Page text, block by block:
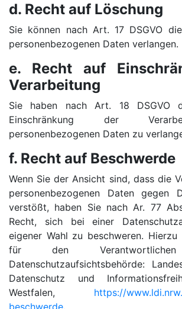
d. Recht auf Löschung
Sie können nach Art. 17 DSGVO
personenbezogenen Daten verlangen.
e. Recht auf
Verarbeitung
Sie haben nach Art. 18 DSGVO
Einschränkung der
personenbezogenen Daten zu
f. Recht auf Beschwerde
Wenn Sie der Ansicht sind, dass die
personenbezogenen Daten gegen
verstößt, haben Sie nach Ar. 77
Recht, sich bei einer
eigener Wahl zu beschweren.
für den Verantwortlichen
Datenschutzaufsichtsbehörde:
Datenschutz und
Westfalen, https://